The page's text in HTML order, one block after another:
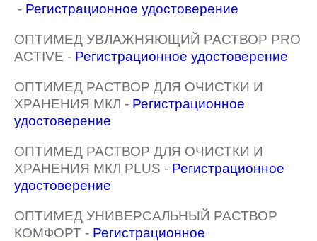
- Регистрационное удостоверение
ОПТИМЕД УВЛАЖНЯЮЩИЙ РАСТВОР PRO
ACTIVE - Регистрационное удостоверение
ОПТИМЕД РАСТВОР ДЛЯ ОЧИСТКИ И
ХРАНЕНИЯ МКЛ - Регистрационное
удостоверение
ОПТИМЕД РАСТВОР ДЛЯ ОЧИСТКИ И
ХРАНЕНИЯ МКЛ PLUS - Регистрационное
удостоверение
ОПТИМЕД УНИВЕРСАЛЬНЫЙ РАСТВОР
КОМФОРТ - Регистрационное